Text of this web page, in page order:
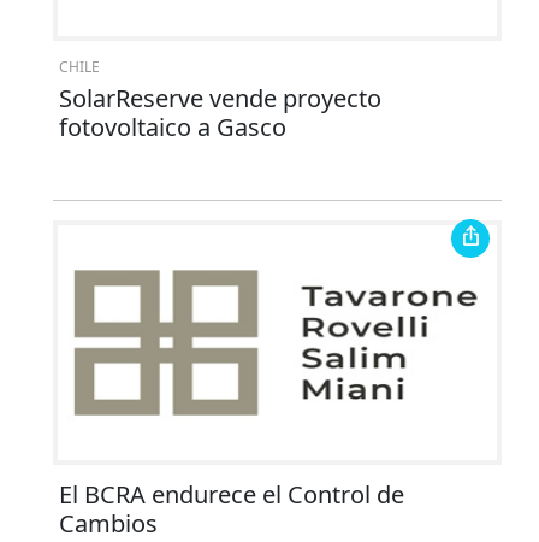
CHILE
SolarReserve vende proyecto
fotovoltaico a Gasco
El BCRA endurece el Control de
Cambios